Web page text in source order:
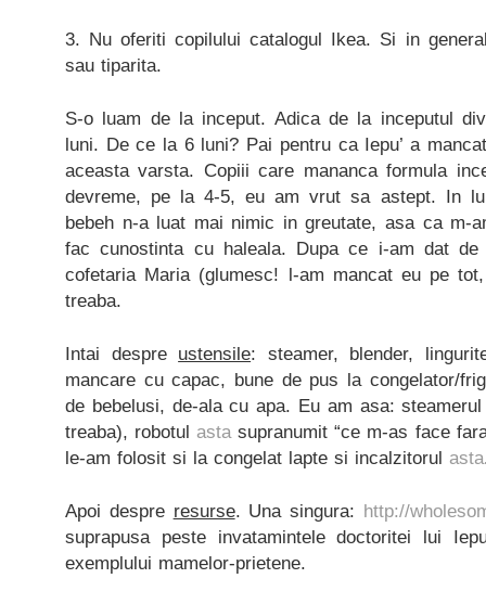
3. Nu oferiti copilului catalogul Ikea. Si in
sau tiparita.
S-o luam de la inceput. Adica de la inceputul
luni. De ce la 6 luni? Pai pentru ca Iepu’ a
aceasta varsta. Copiii care mananca formula
devreme, pe la 4-5, eu am vrut sa astept. In
bebeh n-a luat mai nimic in greutate, asa ca m-
fac cunostinta cu haleala. Dupa ce i-am dat
cofetaria Maria (glumesc! l-am mancat eu pe
treaba.
Intai despre ustensile: steamer, blender,
mancare cu capac, bune de pus la congelator/
de bebelusi, de-ala cu apa. Eu am asa:
treaba), robotul astasupranumit “ce m-as face
le-am folosit si la congelat lapte si incalzitorul asta
Apoi despre resurse. Una singura: http://
suprapusa peste invatamintele doctoritei lui
exemplului mamelor-prietene.